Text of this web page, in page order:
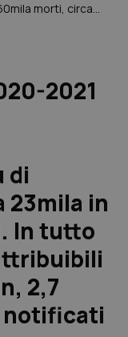
morti, circa
più di quelli
2021
di
23mila in
In tutto
2,7
notificati